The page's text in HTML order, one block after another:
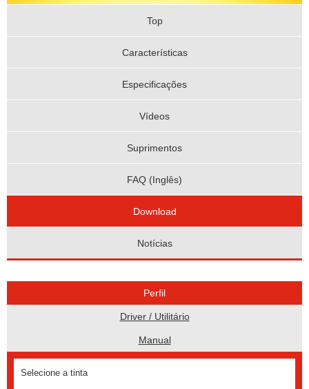
Top
Características
Especificações
Vídeos
Suprimentos
FAQ (Inglês)
Download
Notícias
Perfil
Driver / Utilitário
Manual
Selecione a tinta